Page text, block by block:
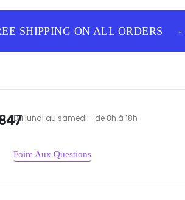
SHIPPING ON ALL ORDERS
Du lundi au samedi - de 8h à 18h
Foire Aux Questions